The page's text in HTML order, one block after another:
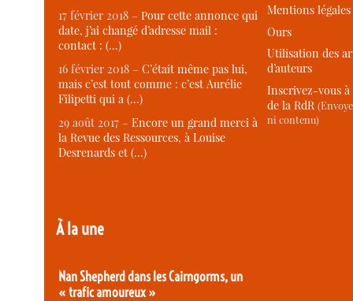
17 février 2018 –Pour cette annonce qui
date, j’ai changé d’adresse mail :
contact : (…)
16 février 2018 –C’était même pas lui,
mais c’est tout comme : c’est Aurélie
Filipetti qui a (…)
29 août 2017 –Encore un grand merci à
la Revue des Ressources, à Louise
Desrenards et (…)
À la une
Nan Shepherd dans les Cairngorms, un
« trafic amoureux »
Mentions légales
Ours
Utilisation des
d’auteurs
Inscrivez-vous
de la RdR
ni contenu)